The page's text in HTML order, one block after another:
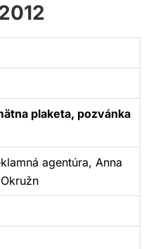
plaketa, pozvánka
agentúra, Anna